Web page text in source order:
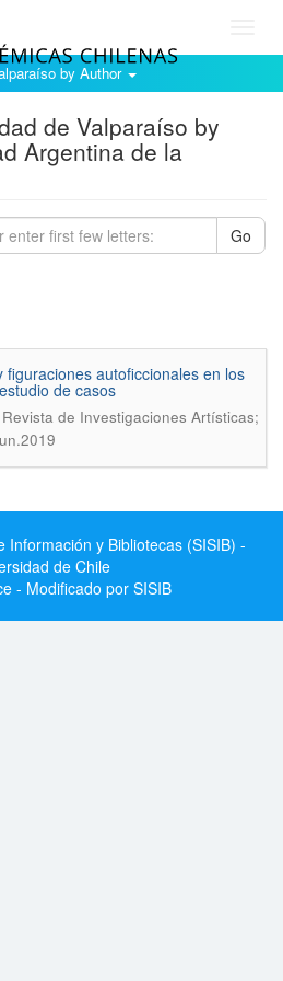
by Author
de Valparaíso by
Argentina de la
Go
figuraciones autoficcionales en los
de casos
de Investigaciones Artísticas;
Información y Bibliotecas (SISIB) -
de Chile
- Modificado por SISIB